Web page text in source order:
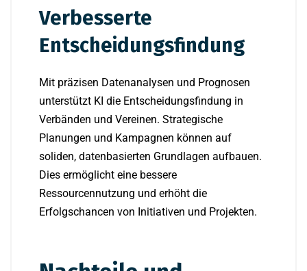
Verbesserte
Entscheidungsfindung
Mit präzisen Datenanalysen und Prognosen
unterstützt KI die Entscheidungsfindung in
Verbänden und Vereinen. Strategische
Planungen und Kampagnen können auf
soliden, datenbasierten Grundlagen aufbauen.
Dies ermöglicht eine bessere
Ressourcennutzung und erhöht die
Erfolgschancen von Initiativen und Projekten.